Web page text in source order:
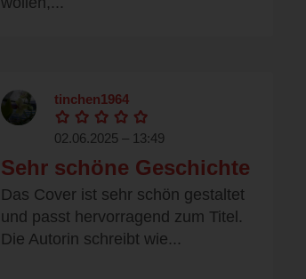
tinchen1964
02.06.2025 – 13:49
Sehr schöne Geschichte
Das Cover ist sehr schön gestaltet
und passt hervorragend zum Titel.
Die Autorin schreibt wie...